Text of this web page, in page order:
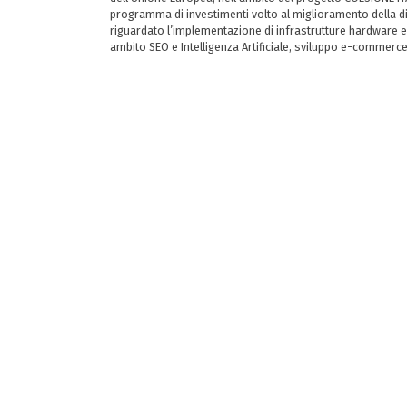
programma di investimenti volto al miglioramento della
riguardato l’implementazione di infrastrutture hardware
ambito SEO e Intelligenza Artificiale, sviluppo e-